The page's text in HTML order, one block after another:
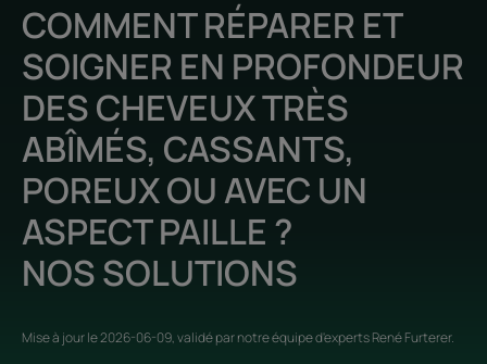
COMMENT RÉPARER ET
SOIGNER EN PROFONDEUR
DES CHEVEUX TRÈS
ABÎMÉS, CASSANTS,
POREUX OU AVEC UN
ASPECT PAILLE ?
NOS SOLUTIONS
Mise à jour le2026-06-09, validé parnotre équipe d'experts René Furterer.